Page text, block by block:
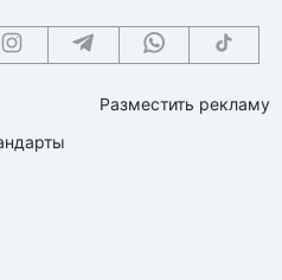
Разместить рекламу